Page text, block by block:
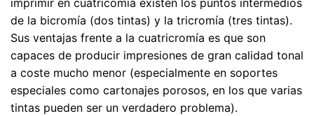
imprimir en cuatricomía existen los puntos intermedios
de la bicromía (dos tintas) y la tricromía (tres tintas).
Sus ventajas frente a la cuatricromía es que son
capaces de producir impresiones de gran calidad tonal
a coste mucho menor (especialmente en soportes
especiales como cartonajes porosos, en los que varias
tintas pueden ser un verdadero problema).